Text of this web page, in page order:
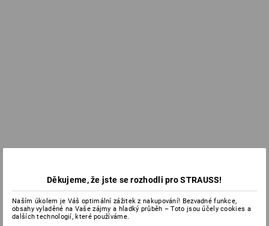
Děkujeme, že jste se rozhodli pro STRAUSS!
Naším úkolem je Váš optimální zážitek z nakupování! Bezvadné funkce,
obsahy vyladěné na Vaše zájmy a hladký průběh – Toto jsou účely cookies a
dalších technologií, které používáme.